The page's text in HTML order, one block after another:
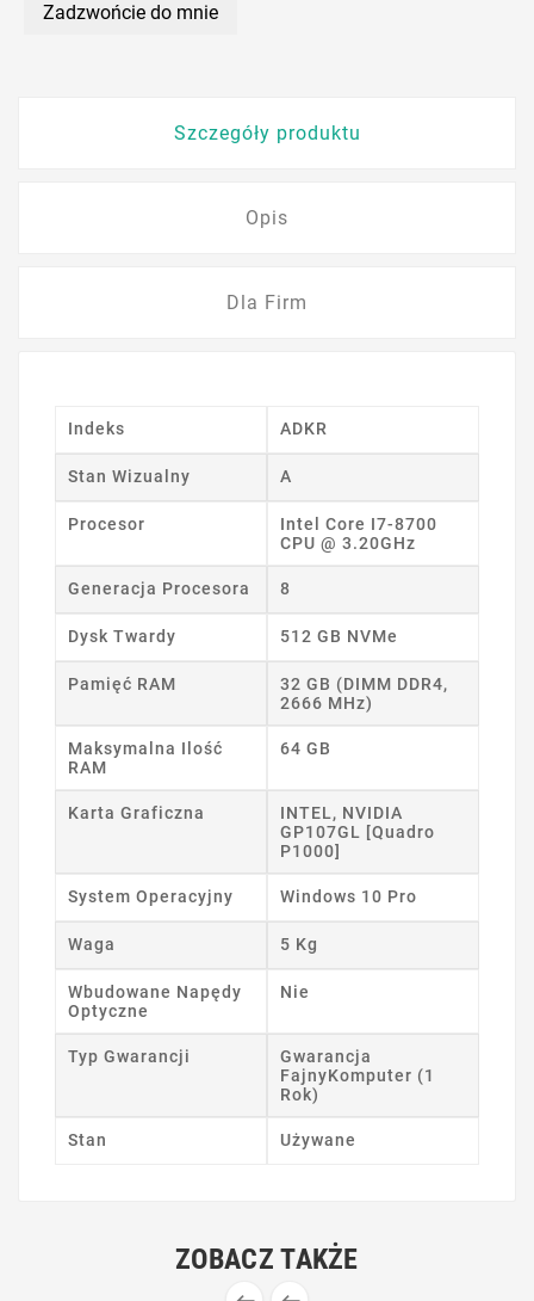
Zadzwońcie do mnie
Szczegóły produktu
Opis
Dla Firm
Indeks ADKR
Stan Wizualny A
Procesor
Intel Core I7-8700
CPU @ 3.20GHz
Generacja Procesora 8
Dysk Twardy 512 GB NVMe
Pamięć RAM
32 GB (DIMM DDR4,
2666 MHz)
Maksymalna Ilość
RAM
64 GB
Karta Graficzna
INTEL, NVIDIA
GP107GL [Quadro
P1000]
System Operacyjny Windows 10 Pro
Waga 5 Kg
Wbudowane Napędy
Optyczne
Nie
Typ Gwarancji
Gwarancja
FajnyKomputer (1
Rok)
Stan Używane
ZOBACZ TAKŻE